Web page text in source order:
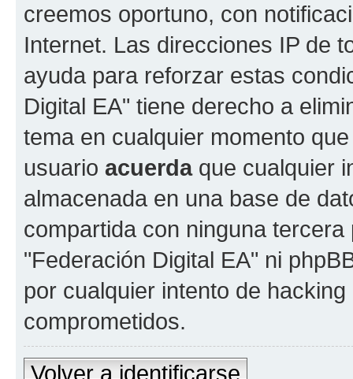
creemos oportuno, con
Internet. Las direcciones IP de
ayuda para reforzar estas
Digital EA" tiene derecho a
tema en cualquier momento
usuario acuerdaque cualquier
almacenada en una base de
compartida con ninguna
"Federación Digital EA" ni
por cualquier intento de
comprometidos.
Volver a identificarse